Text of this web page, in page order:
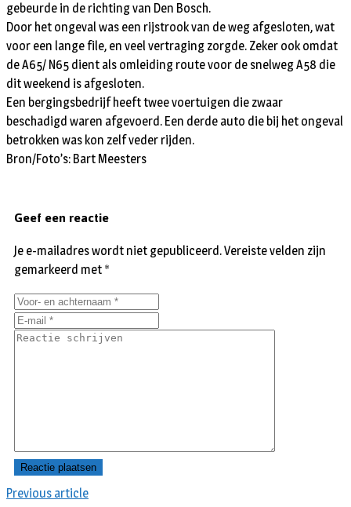
gebeurde in de richting van Den Bosch.
Door het ongeval was een rijstrook van de weg afgesloten, wat
voor een lange file, en veel vertraging zorgde. Zeker ook omdat
de A65/ N65 dient als omleiding route voor de snelweg A58 die
dit weekend is afgesloten.
Een bergingsbedrijf heeft twee voertuigen die zwaar
beschadigd waren afgevoerd. Een derde auto die bij het ongeval
betrokken was kon zelf veder rijden.
Bron/Foto’s: Bart Meesters
Previous article
Geef een reactie
Je e-mailadres wordt niet gepubliceerd.Vereiste velden zijn
gemarkeerd met *